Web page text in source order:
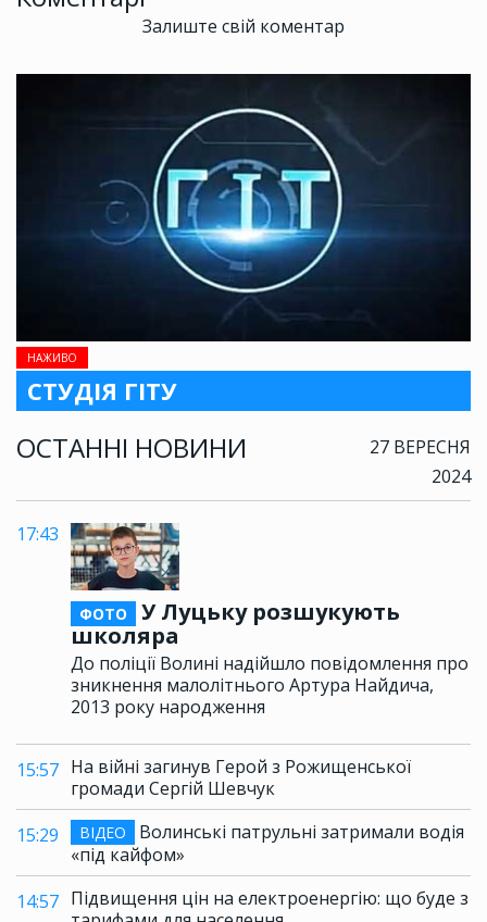
НАЖИВО
СТУДІЯ ГІТУ
ОСТАННІ НОВИНИ
27 ВЕРЕСНЯ
2024
17:43
ФОТО
У Луцьку розшукують
школяра
До поліції Волині надійшло повідомлення про
зникнення малолітнього Артура Найдича,
2013 року народження
15:57 На війні загинув Герой з Рожищенської
громади Сергій Шевчук
15:29
ВІДЕО
Волинські патрульні затримали водія
«під кайфом»
14:57 Підвищення цін на електроенергію: що буде з
Залиште свій коментар